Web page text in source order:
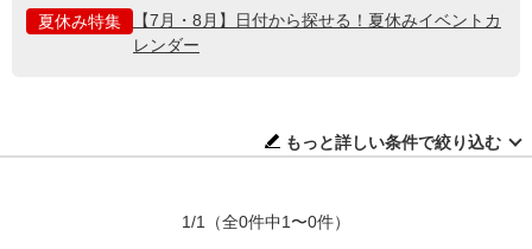
夏休み特集
【7月・8月】日付から探せる！夏休みイベントカ
レンダー
もっと詳しい条件で絞り込む
1/1 （全0件中1〜0件）